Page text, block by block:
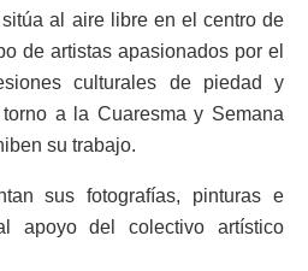
al aire libre en el centro de
de artistas apasionados por el
culturales de piedad y
a la Cuaresma y Semana
su trabajo.
sus fotografías, pinturas e
apoyo del colectivo artístico